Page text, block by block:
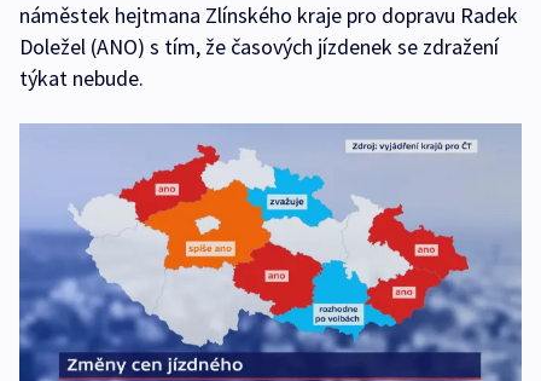
náměstek hejtmana Zlínského kraje pro dopravu Radek
Doležel (ANO) s tím, že časových jízdenek se zdražení
týkat nebude.